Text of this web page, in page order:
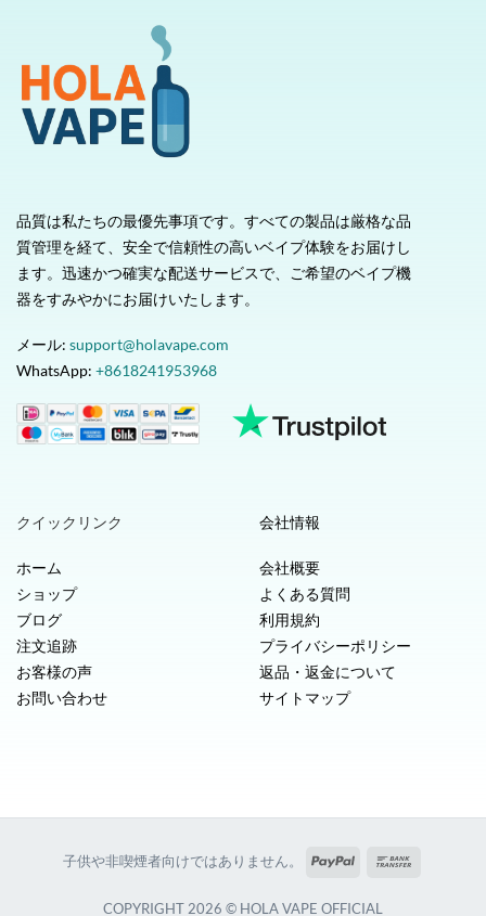
品質は私たちの最優先事項です。すべての製品は厳格な品
質管理を経て、安全で信頼性の高いベイプ体験をお届けし
ます。迅速かつ確実な配送サービスで、ご希望のベイプ機
器をすみやかにお届けいたします。
メール: support@holavape.com
WhatsApp: +8618241953968
クイックリンク
ホーム
ショップ
ブログ
注文追跡
お客様の声
お問い合わせ
会社情報
会社概要
よくある質問
利用規約
プライバシーポリシー
返品・返金について
サイトマップ
子供や非喫煙者向けではありません。 PayPal
COPYRIGHT 2026 © HOLA VAPE OFFICIAL